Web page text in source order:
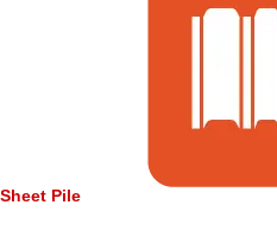
Sheet Pile